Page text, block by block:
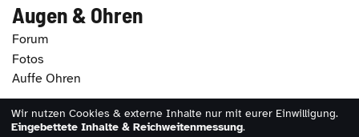
Augen & Ohren
Forum
Fotos
Auffe Ohren
2026 - schwatzgelb.de |Impressum|Datenschutz
Wir nutzen Cookies & externe Inhalte nur mit eurer Einwilligung.
Eingebettete Inhalte & Reichweitenmessung.